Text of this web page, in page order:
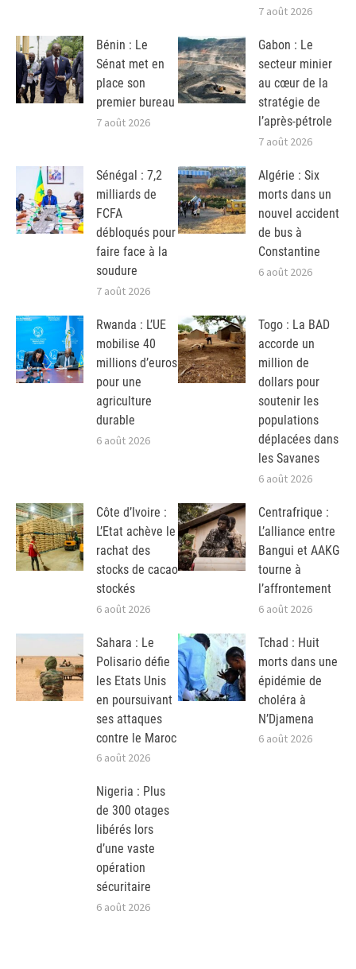
7 août 2026
Bénin : Le
Sénat met en
place son
premier bureau
7 août 2026
Gabon : Le
secteur minier
au cœur de la
stratégie de
l’après-pétrole
7 août 2026
Sénégal : 7,2
milliards de
FCFA
débloqués pour
faire face à la
soudure
7 août 2026
Algérie : Six
morts dans un
nouvel accident
de bus à
Constantine
6 août 2026
Rwanda : L’UE
mobilise 40
millions d’euros
pour une
agriculture
durable
6 août 2026
Togo : La BAD
accorde un
million de
dollars pour
soutenir les
populations
déplacées dans
les Savanes
6 août 2026
Côte d’Ivoire :
L’Etat achève le
rachat des
stocks de cacao
stockés
6 août 2026
Centrafrique :
L’alliance entre
Bangui et AAKG
tourne à
l’affrontement
6 août 2026
Sahara : Le
Polisario défie
les Etats Unis
en poursuivant
ses attaques
contre le Maroc
6 août 2026
Tchad : Huit
morts dans une
épidémie de
choléra à
N’Djamena
6 août 2026
Nigeria : Plus
de 300 otages
libérés lors
d’une vaste
opération
sécuritaire
6 août 2026